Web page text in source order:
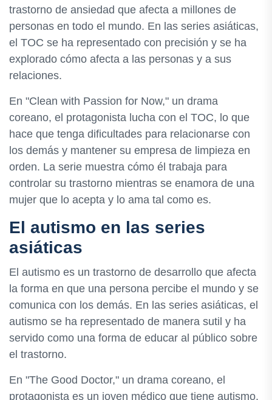
trastorno de ansiedad que afecta a millones de
personas en todo el mundo. En las series asiáticas,
el TOC se ha representado con precisión y se ha
explorado cómo afecta a las personas y a sus
relaciones.
En "Clean with Passion for Now," un drama
coreano, el protagonista lucha con el TOC, lo que
hace que tenga dificultades para relacionarse con
los demás y mantener su empresa de limpieza en
orden. La serie muestra cómo él trabaja para
controlar su trastorno mientras se enamora de una
mujer que lo acepta y lo ama tal como es.
El autismo en las series
asiáticas
El autismo es un trastorno de desarrollo que afecta
la forma en que una persona percibe el mundo y se
comunica con los demás. En las series asiáticas, el
autismo se ha representado de manera sutil y ha
servido como una forma de educar al público sobre
el trastorno.
En "The Good Doctor," un drama coreano, el
protagonista es un joven médico que tiene autismo.